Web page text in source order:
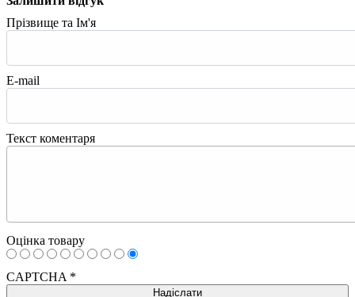
Прізвище та Ім'я
E-mail
Текст коментаря
Оцінка товару
CAPTCHA *